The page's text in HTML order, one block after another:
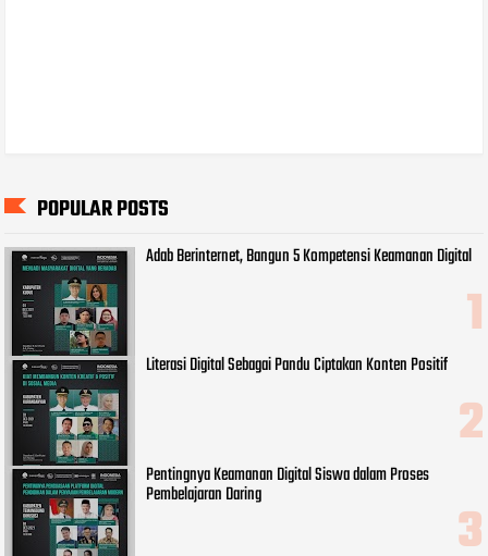
POPULAR POSTS
Adab Berinternet, Bangun 5 Kompetensi Keamanan Digital
Literasi Digital Sebagai Pandu Ciptakan Konten Positif
Pentingnya Keamanan Digital Siswa dalam Proses
Pembelajaran Daring